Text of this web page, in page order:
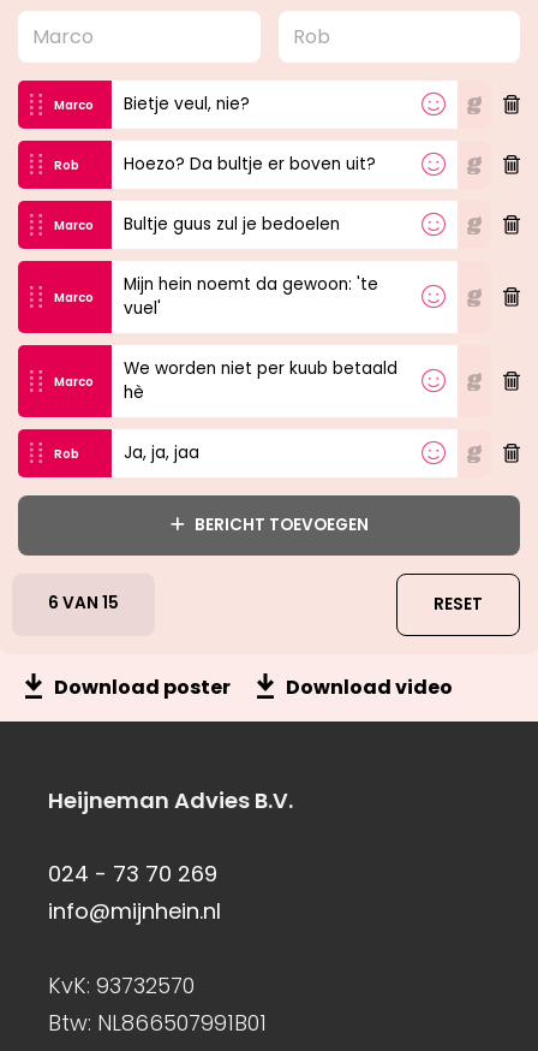
Rob
Hoezo? Da bultje er boven uit?
Bultje guus zul je bedoelen
Mijn hein noemt da gewoon: 'te vuel'
We worden niet per kuub betaald hè
Ja, ja, jaa
BERICHT TOEVOEGEN
6 VAN 15 RESET
Download poster Download video
Heijneman Advies B.V.
024 - 73 70 269
info@mijnhein.nl
KvK: 93732570
Btw: NL866507991B01